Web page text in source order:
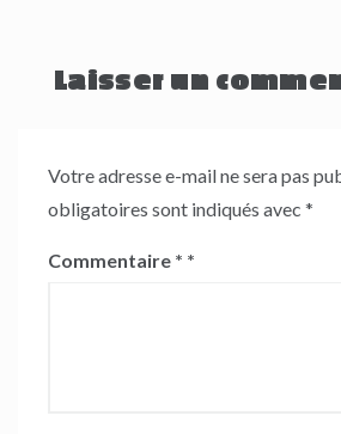
Laisser un
Votre adresse e-mail ne sera pas
obligatoires sont indiqués avec *
Commentaire *